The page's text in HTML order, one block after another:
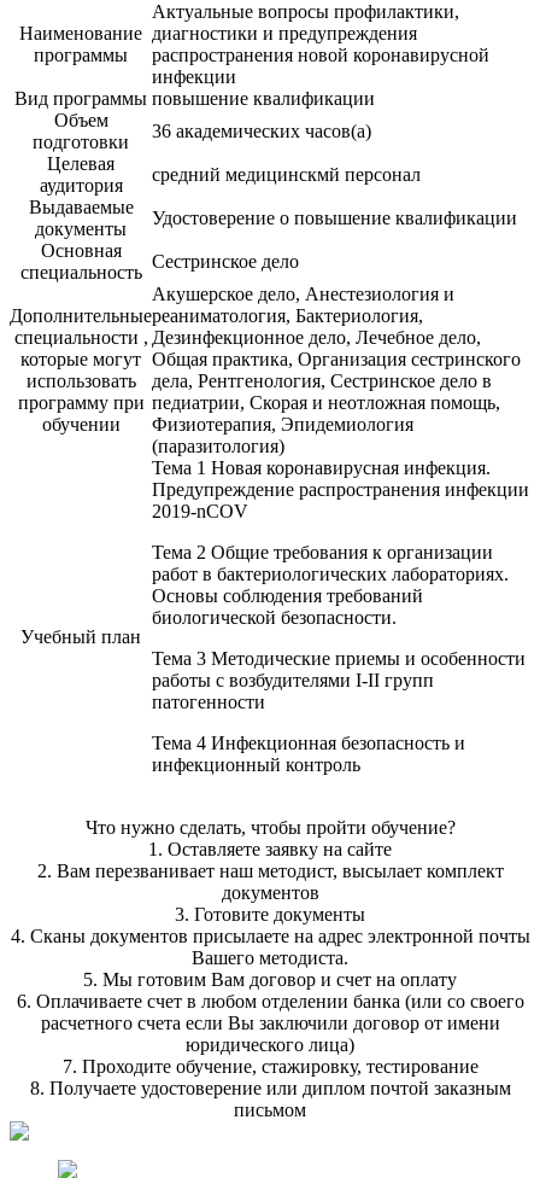
Наименование
программы
Актуальные вопросы профилактики,
диагностики и предупреждения
распространения новой коронавирусной
инфекции
Вид программы повышение квалификации
Объем
подготовки
36 академических часов(а)
Целевая
аудитория
средний медицинскмй персонал
Выдаваемые
документы
Удостоверение о повышение квалификации
Основная
специальность
Сестринское дело
Дополнительные
специальности ,
которые могут
использовать
программу при
обучении
Акушерское дело, Анестезиология и
реаниматология, Бактериология,
Дезинфекционное дело, Лечебное дело,
Общая практика, Организация сестринского
дела, Рентгенология, Сестринское дело в
педиатрии, Скорая и неотложная помощь,
Физиотерапия, Эпидемиология
(паразитология)
Учебный план
Тема 1 Новая коронавирусная инфекция.
Предупреждение распространения инфекции
2019-nCOV
Тема 2 Общие требования к организации
работ в бактериологических лабораториях.
Основы соблюдения требований
биологической безопасности.
Тема 3 Методические приемы и особенности
работы с возбудителями I-II групп
патогенности
Тема 4 Инфекционная безопасность и
инфекционный контроль
Что нужно сделать, чтобы пройти обучение?
1. Оставляете заявку на сайте
2. Вам перезванивает наш методист, высылает комплект
документов
3. Готовите документы
4. Сканы документов присылаете на адрес электронной почты
Вашего методиста.
5. Мы готовим Вам договор и счет на оплату
6. Оплачиваете счет в любом отделении банка (или со своего
расчетного счета если Вы заключили договор от имени
юридического лица)
7. Проходите обучение, стажировку, тестирование
8. Получаете удостоверение или диплом почтой заказным
письмом